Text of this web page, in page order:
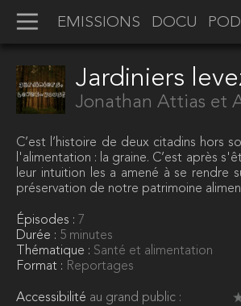
EMISSIONS DOCU
Jardiniers
Jonathan Attias et
C’est l’histoire de deux citadins hors
l'alimentation : la graine. C’est après
leur intuition les a amené à se rendre
préservation de notre patrimoine
Épisodes : 7
Durée : 5 minutes
Thématique : Santé et alimentation
Format : Reportages
Accessibilité au grand public :